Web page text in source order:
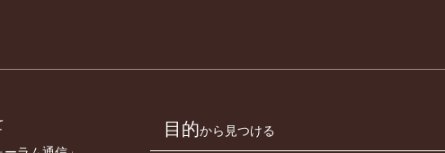
目的から見つける